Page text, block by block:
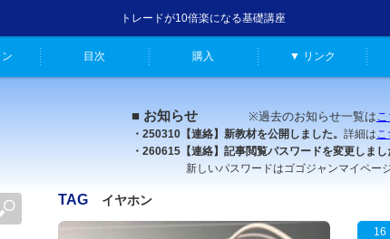
トレードが10倍楽になる基礎講座
目次 購入 ▼ リンク
■ お知らせ ※過去のお知らせ一覧は
・250310【連絡】新教材を公開しました。 詳細はこ
・260615【連絡】記事閲覧パスワードを変更しまし
新しいパスワードはゴゴジャンマイページの
TAG イヤホン
16